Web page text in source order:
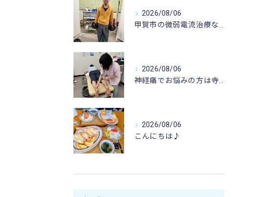
2026/08/06
甲賀市の微弱電流治療なら寺庄整骨院へ🚴🏻‍♂️
2026/08/06
神経痛でお悩みの方は寺庄整骨院へ💁🏻‍♂️🍀
2026/08/06
こんにちは♪